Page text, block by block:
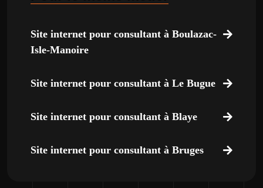
Site internet pour consultant à Boulazac-
Isle-Manoire
Site internet pour consultant à Le Bugue
Site internet pour consultant à Blaye
Site internet pour consultant à Bruges